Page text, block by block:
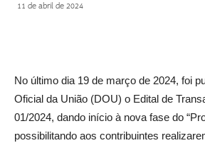
11 de abril de 2024
No último dia 19 de março de 2024, foi
Oficial da União (DOU) o Edital de
01/2024, dando início à nova fase do
possibilitando aos contribuintes